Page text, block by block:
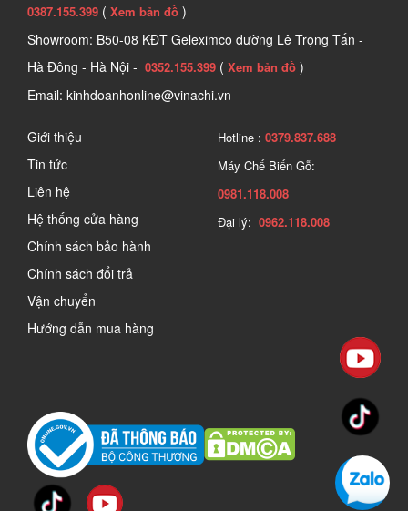
0387.155.399 ( Xem bản đồ )
Showroom: B50-08 KĐT Geleximco đường Lê Trọng Tấn -
Hà Đông - Hà Nội - 0352.155.399 ( Xem bản đồ )
Email: kinhdoanhonline@vinachi.vn
Giới thiệu
Tin tức
Liên hệ
Hệ thống cửa hàng
Chính sách bảo hành
Chính sách đổi trả
Vận chuyển
Hướng dẫn mua hàng
Hotline : 0379.837.688
Máy Chế Biến Gỗ:
0981.118.008
Đại lý: 0962.118.008